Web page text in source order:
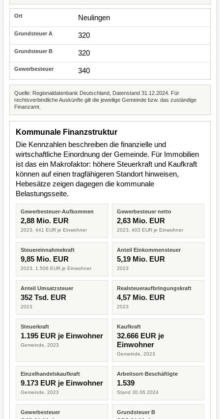
Neulingen
320
320
340
Quelle: Regionaldatenbank Deutschland, Datenstand 31.12.2024. Für
rechtsverbindliche Auskünfte gilt die jeweilige Gemeinde bzw. das zuständige
Finanzamt.
Kommunale Finanzstruktur
Die Kennzahlen beschreiben die finanzielle und
wirtschaftliche Einordnung der Gemeinde. Für Immobilien
ist das ein Makrofaktor: höhere Steuerkraft und Kaufkraft
können auf einen tragfähigeren Standort hinweisen,
Hebesätze zeigen dagegen die kommunale
Belastungsseite.
Gewerbesteuer-Aufkommen
2,88 Mio. EUR
2023, 441 EUR je Einwohner
Gewerbesteuer netto
2,63 Mio. EUR
2023, 403 EUR je Einwohner
Steuereinnahmekraft
9,85 Mio. EUR
2023, 1.506 EUR je Einwohner
Anteil Einkommensteuer
5,19 Mio. EUR
2023
Anteil Umsatzsteuer
352 Tsd. EUR
2023
Realsteueraufbringungskraft
4,57 Mio. EUR
2023
Steuerkraft
1.195 EUR je Einwohner
Gemeinde, 2023
Kaufkraft
32.666 EUR je
Einwohner
Gemeinde, 2023
Einzelhandelskaufkraft
9.173 EUR je Einwohner
Gemeinde, 2023
Arbeitsort-Beschäftigte
1.539
Stand 30.06.2024
Gewerbesteuer Grundsteuer B